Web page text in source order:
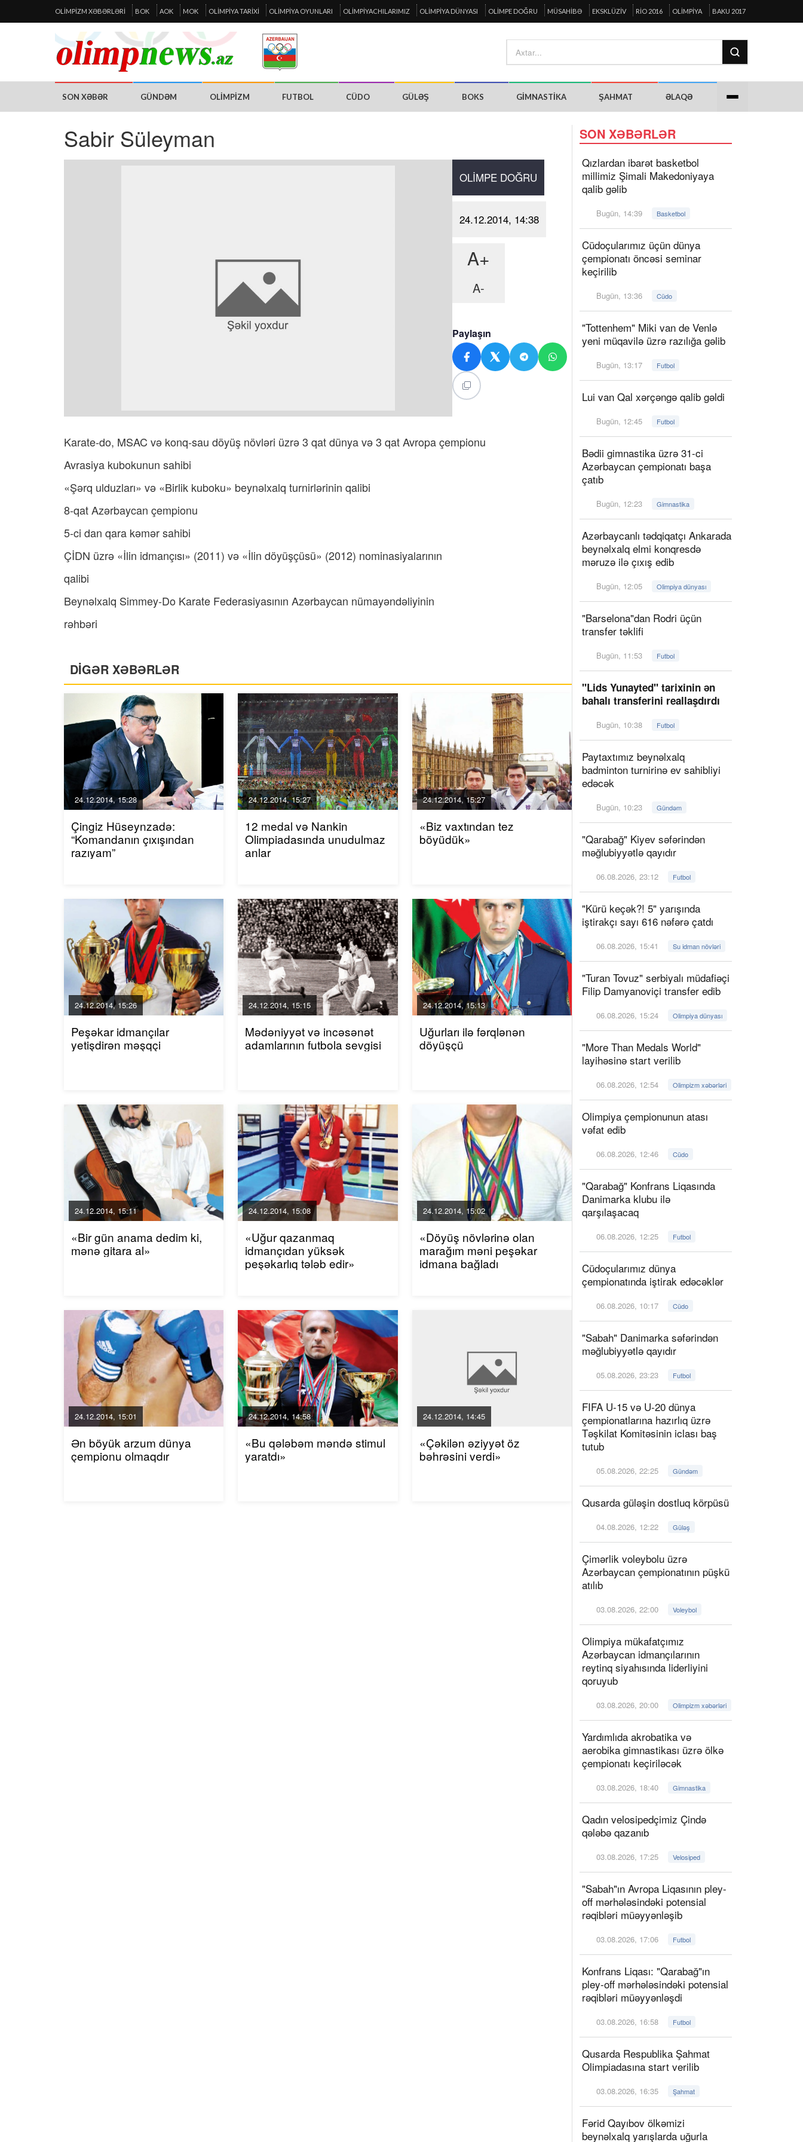
OLIMPIZM XƏBƏRLƏRI BOK AOK MOK OLIMPIYA TARIXI OLIMPIYA OYUNLARI OLIMPIYACHILARIMIZ OLIMPIYA DÜNYASI OLIMPE DOĞRU MÜSAHIBƏ EKSKLÜZIV RIO 2016 OLIMPIYA BAKU 2017
SON XƏBƏR GÜNDƏM OLIMPIZM FUTBOL CÜDO GÜLƏŞ BOKS GIMNASTIKA ŞAHMAT ƏLAQƏ
Sabir Süleyman
OLIMPE DOĞRU
24.12.2014, 14:38
A+
A-
Paylaşın
Karate-do, MSAC və konq-sau döyüş növləri üzrə 3 qat dünya və 3 qat Avropa çempionu
Avrasiya kubokunun sahibi
«Şərq ulduzları» və «Birlik kuboku» beynəlxalq turnirlərinin qalibi
8-qat Azərbaycan çempionu
5-ci dan qara kəmər sahibi
ÇİDN üzrə «İlin idmançısı» (2011) və «İlin döyüşçüsü» (2012) nominasiyalarının
qalibi
Beynəlxalq Simmey-Do Karate Federasiyasının Azərbaycan nümayəndəliyinin
rəhbəri
DİGƏR XƏBƏRLƏR
24.12.2014, 15:28
Çingiz Hüseynzadə:
“Komandanın çıxışından
razıyam”
24.12.2014, 15:27
12 medal və Nankin
Olimpiadasında unudulmaz
anlar
24.12.2014, 15:27
«Biz vaxtından tez
böyüdük»
24.12.2014, 15:26
Peşəkar idmançılar
yetişdirən məşqçi
24.12.2014, 15:15
Mədəniyyət və incəsənət
adamlarının futbola sevgisi
24.12.2014, 15:13
Uğurları ilə fərqlənən
döyüşçü
24.12.2014, 15:11
«Bir gün anama dedim ki,
mənə gitara al»
24.12.2014, 15:08
«Uğur qazanmaq
idmançıdan yüksək
peşəkarlıq tələb edir»
24.12.2014, 15:02
«Döyüş növlərinə olan
marağım məni peşəkar
idmana bağladı
24.12.2014, 15:01
Ən böyük arzum dünya
çempionu olmaqdır
24.12.2014, 14:58
«Bu qələbəm məndə stimul
yaratdı»
24.12.2014, 14:45
«Çəkilən əziyyət öz
bəhrəsini verdi»
SON XƏBƏRLƏR
Qızlardan ibarət basketbol
millimiz Şimali Makedoniyaya
qalib gəlib
Bugün, 14:39 Basketbol
Cüdoçularımız üçün dünya
çempionatı öncəsi seminar
keçirilib
Bugün, 13:36 Cüdo
"Tottenhem" Miki van de Venlə
yeni müqavilə üzrə razılığa gəlib
Bugün, 13:17 Futbol
Lui van Qal xərçəngə qalib gəldi
Bugün, 12:45 Futbol
Bədii gimnastika üzrə 31-ci
Azərbaycan çempionatı başa
çatıb
Bugün, 12:23 Gimnastika
Azərbaycanlı tədqiqatçı Ankarada
beynəlxalq elmi konqresdə
məruzə ilə çıxış edib
Bugün, 12:05 Olimpiya dünyası
"Barselona"dan Rodri üçün
transfer təklifi
Bugün, 11:53 Futbol
"Lids Yunayted" tarixinin ən
bahalı transferini reallaşdırdı
Bugün, 10:38 Futbol
Paytaxtımız beynəlxalq
badminton turnirinə ev sahibliyi
edəcək
Bugün, 10:23 Gündəm
"Qarabağ" Kiyev səfərindən
məğlubiyyətlə qayıdır
06.08.2026, 23:12 Futbol
"Kürü keçək?! 5" yarışında
iştirakçı sayı 616 nəfərə çatdı
06.08.2026, 15:41 Su idman növləri
"Turan Tovuz" serbiyalı müdafiəçi
Filip Damyanoviçi transfer edib
06.08.2026, 15:24 Olimpiya dünyası
"More Than Medals World"
layihəsinə start verilib
06.08.2026, 12:54 Olimpizm xəbərləri
Olimpiya çempionunun atası
vəfat edib
06.08.2026, 12:46 Cüdo
"Qarabağ" Konfrans Liqasında
Danimarka klubu ilə
qarşılaşacaq
06.08.2026, 12:25 Futbol
Cüdoçularımız dünya
çempionatında iştirak edəcəklər
06.08.2026, 10:17 Cüdo
"Sabah" Danimarka səfərindən
məğlubiyyətlə qayıdır
05.08.2026, 23:23 Futbol
FIFA U-15 və U-20 dünya
çempionatlarına hazırlıq üzrə
Təşkilat Komitəsinin iclası baş
tutub
05.08.2026, 22:25 Gündəm
Qusarda güləşin dostluq körpüsü
04.08.2026, 12:22 Güləş
Çimərlik voleybolu üzrə
Azərbaycan çempionatının püşkü
atılıb
03.08.2026, 22:00 Voleybol
Olimpiya mükafatçımız
Azərbaycan idmançılarının
reytinq siyahısında liderliyini
qoruyub
03.08.2026, 20:00 Olimpizm xəbərləri
Yardımlıda akrobatika və
aerobika gimnastikası üzrə ölkə
çempionatı keçiriləcək
03.08.2026, 18:40 Gimnastika
Qadın velosipedçimiz Çində
qələbə qazanıb
03.08.2026, 17:25 Velosiped
"Sabah"ın Avropa Liqasının pley-
off mərhələsindəki potensial
rəqibləri müəyyənləşib
03.08.2026, 17:06 Futbol
Konfrans Liqası: "Qarabağ"ın
pley-off mərhələsindəki potensial
rəqibləri müəyyənləşdi
03.08.2026, 16:58 Futbol
Qusarda Respublika Şahmat
Olimpiadasına start verilib
03.08.2026, 16:35 Şahmat
Fərid Qayıbov ölkəmizi
beynəlxalq yarışlarda uğurla